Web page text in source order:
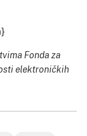
Fonda za
elektroničkih